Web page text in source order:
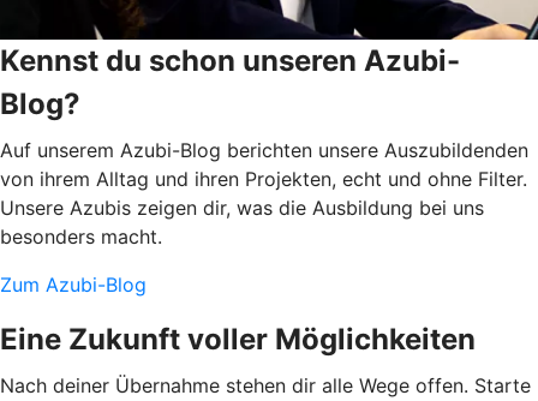
Kennst du schon unseren Azubi-
Blog?
Auf unserem Azubi-Blog berichten unsere Auszubildenden
von ihrem Alltag und ihren Projekten, echt und ohne Filter.
Unsere Azubis zeigen dir, was die Ausbildung bei uns
besonders macht.
Zum Azubi-Blog
Eine Zukunft voller Möglichkeiten
Nach deiner Übernahme stehen dir alle Wege offen. Starte